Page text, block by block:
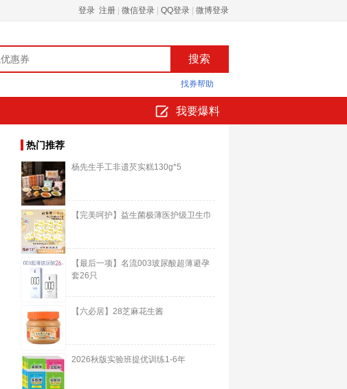
登录 注册 微信登录 QQ登录 微博登录
找券帮助
我要爆料
热门推荐
杨先生手工非遗芡实糕130g*5
【完美呵护】益生菌极薄医护级卫生巾
【最后一项】名流003玻尿酸超薄避孕
套26只
【六必居】28芝麻花生酱
2026秋版实验班提优训练1-6年